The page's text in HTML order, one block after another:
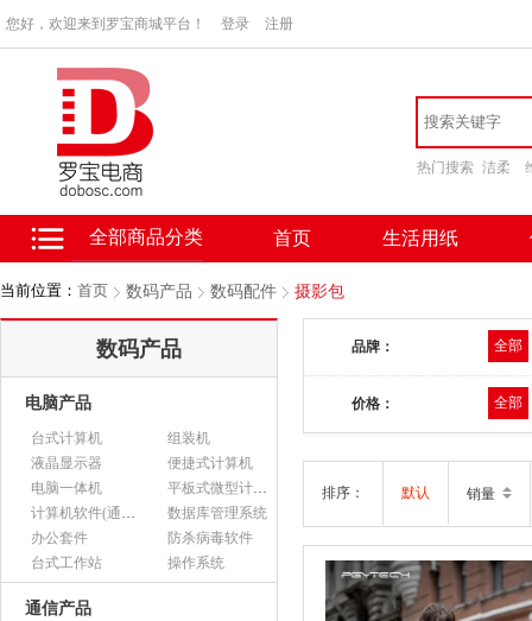
您好，欢迎来到罗宝商城平台！ 登录 注册
热门搜索 洁柔
全部商品分类 首页 生活用纸
当前位置： 首页 数码产品 数码配件 摄影包
数码产品
电脑产品
台式计算机
组装机
液晶显示器
便捷式计算机
电脑一体机
平板式微型计算机
计算机软件(通用软件)
数据库管理系统
办公套件
防杀病毒软件
台式工作站
操作系统
通信产品
品牌： 全部
价格： 全部
排序： 默认 销量